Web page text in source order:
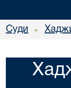
Суди •